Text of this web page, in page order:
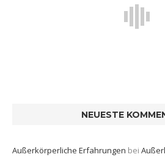
NEUESTE
Außerkörperliche Erfahrungen bei